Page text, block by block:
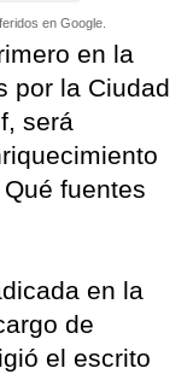
en Google.
en la
por la Ciudad
será
fuentes
en la
de
el escrito